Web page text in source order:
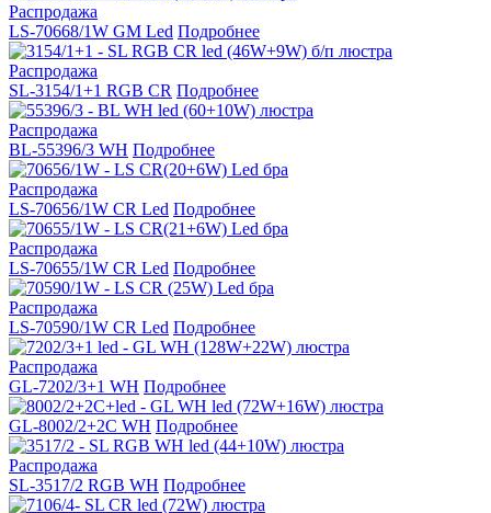
Распродажа
LS-70668/1W GM Led Подробнее
Распродажа
SL-3154/1+1 RGB CR Подробнее
Распродажа
BL-55396/3 WH Подробнее
Распродажа
LS-70656/1W CR Led Подробнее
Распродажа
LS-70655/1W CR Led Подробнее
Распродажа
LS-70590/1W CR Led Подробнее
Распродажа
GL-7202/3+1 WH Подробнее
GL-8002/2+2C WH Подробнее
Распродажа
SL-3517/2 RGB WH Подробнее